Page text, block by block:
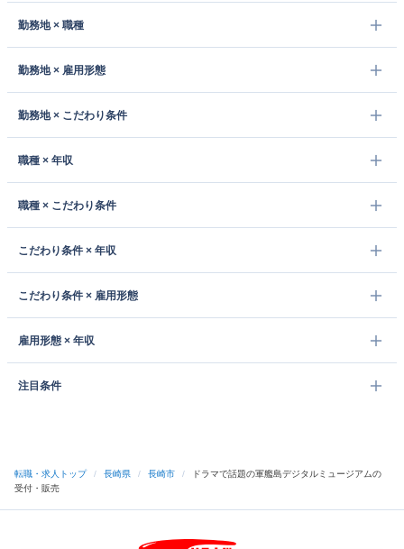
勤務地 × 職種
勤務地 × 雇用形態
勤務地 × こだわり条件
職種 × 年収
職種 × こだわり条件
こだわり条件 × 年収
こだわり条件 × 雇用形態
雇用形態 × 年収
注目条件
転職・求人トップ / 長崎県 / 長崎市 /
ドラマで話題の軍艦島デジタルミュージアムの
受付・販売